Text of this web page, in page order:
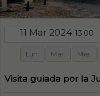
11 Mar 2024 13:00
Lun. Mar. Mie.
Visita guiada por la